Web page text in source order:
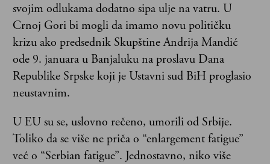
svojim odlukama dodatno sipa ulje na vatru. U
Crnoj Gori bi mogli da imamo novu političku
krizu ako predsednik Skupštine Andrija Mandić
ode 9. januara u Banjaluku na proslavu Dana
Republike Srpske koji je Ustavni sud BiH proglasio
neustavnim.
U EU su se, uslovno rečeno, umorili od Srbije.
Toliko da se više ne priča o “enlargement fatigue”
već o “Serbian fatigue”. Jednostavno, niko više